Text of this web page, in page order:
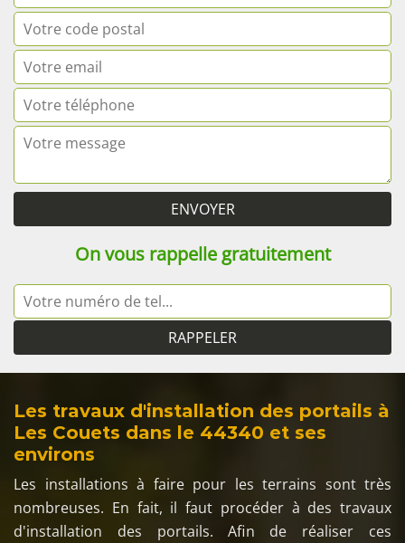
On vous rappelle gratuitement
Les travaux d'installation des portails à
Les Couets dans le 44340 et ses
environs
Les installations à faire pour les terrains sont très
nombreuses. En fait, il faut procéder à des travaux
d'installation des portails. Afin de réaliser ces